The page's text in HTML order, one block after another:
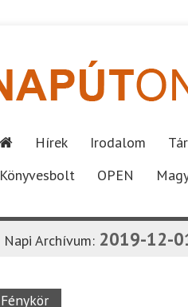
Hírek Irodalom
Könyvesbolt
OPEN
Napi Archívum: 2019-12-
Fénykör